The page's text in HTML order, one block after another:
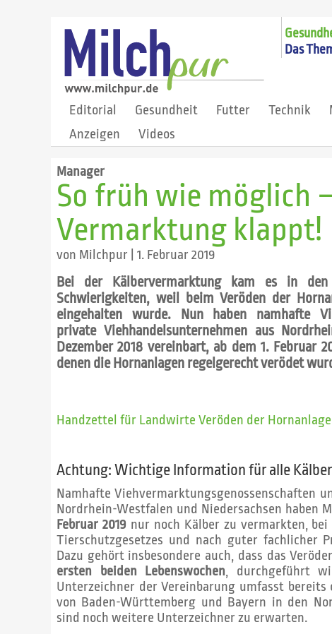
Das
Editorial Gesundheit Futter Technik
Anzeigen
Videos
Manager
So früh wie möglich
Vermarktung klappt!
von Milchpur 1. Februar 2019
Bei der Kälbervermarktung kam es in
Schwierigkeiten, weil beim Veröden der
eingehalten wurde. Nun haben namhafte
private Viehhandelsunternehmen aus
Dezember 2018 vereinbart, ab dem 1. Februar
denen die Hornanlagen regelgerecht verödet
Handzettel für Landwirte Veröden der
Achtung: Wichtige Information für alle
Namhafte Viehvermarktungsgenossenschaften
Nordrhein-Westfalen und Niedersachsen haben
Februar 2019 nur noch Kälber zu vermarkten,
Tierschutzgesetzes und nach guter fachlicher
Dazu gehört insbesondere auch, dass das
ersten beiden Lebenswochen, durchgeführt
Unterzeichner der Vereinbarung umfasst
von Baden-Württemberg und Bayern in den
sind noch weitere Unterzeichner zu erwarten.